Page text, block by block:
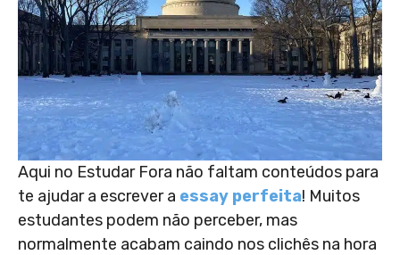
Aqui no Estudar Fora não faltam conteúdos para
te ajudar a escrever a essay perfeita! Muitos
estudantes podem não perceber, mas
normalmente acabam caindo nos clichês na hora